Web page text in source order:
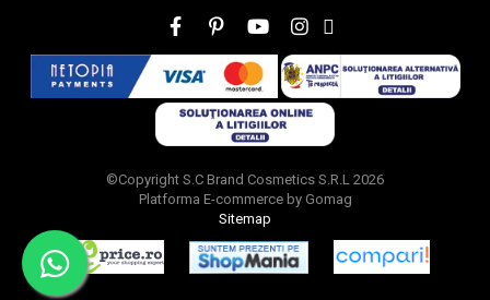
©Copyright S.C Brand Cosmetics S.R.L 2026
Platforma E-commerce by Gomag
Sitemap